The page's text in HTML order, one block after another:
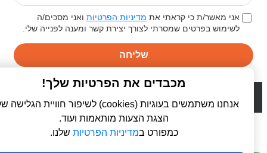
אני מאשר/ת כי קראתי אתמדיניות הפרטיותואני מסכים/ה
לשימוש בפרטים שמסרתי לצורך יצירת קשר ומענה לפנייה שלי.
שליחה
WebDigital | וובדיגיטל - עיצוב ובניית אתרים
מכבדים את הפרטיות שלך!
אנחנו משתמשים בעוגיות (cookies) לשיפור חוויית הגלישה שלך,
הצגת הצעות מותאמות ועוד.
כמפורט במדיניות הפרטיותשלנו.